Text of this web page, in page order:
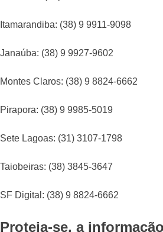
Itamarandiba: (38) 9 9911-9098
Janaúba: (38) 9 9927-9602
Montes Claros: (38) 9 8824-6662
Pirapora: (38) 9 9985-5019
Sete Lagoas: (31) 3107-1798
Taiobeiras: (38) 3845-3647
SF Digital: (38) 9 8824-6662
Proteja-se, a